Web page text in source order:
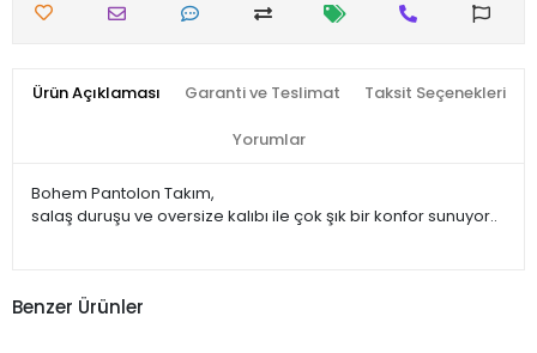
Ürün Açıklaması Garanti ve Teslimat Taksit Seçenekleri
Yorumlar
Bohem Pantolon Takım,
salaş duruşu ve oversize kalıbı ile çok şık bir konfor sunuyor..
Benzer Ürünler